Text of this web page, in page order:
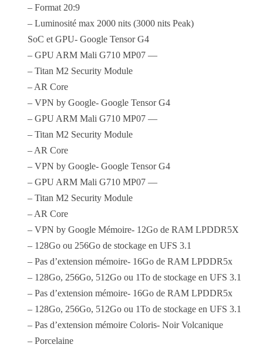
– Format 20:9
– Luminosité max 2000 nits (3000 nits Peak)
SoC et GPU- Google Tensor G4
– GPU ARM Mali G710 MP07 —
– Titan M2 Security Module
– AR Core
– VPN by Google- Google Tensor G4
– GPU ARM Mali G710 MP07 —
– Titan M2 Security Module
– AR Core
– VPN by Google- Google Tensor G4
– GPU ARM Mali G710 MP07 —
– Titan M2 Security Module
– AR Core
– VPN by Google Mémoire- 12Go de RAM LPDDR5X
– 128Go ou 256Go de stockage en UFS 3.1
– Pas d’extension mémoire- 16Go de RAM LPDDR5x
– 128Go, 256Go, 512Go ou 1To de stockage en UFS 3.1
– Pas d’extension mémoire- 16Go de RAM LPDDR5x
– 128Go, 256Go, 512Go ou 1To de stockage en UFS 3.1
– Pas d’extension mémoire Coloris- Noir Volcanique
– Porcelaine